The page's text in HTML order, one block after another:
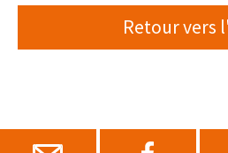
Retour vers